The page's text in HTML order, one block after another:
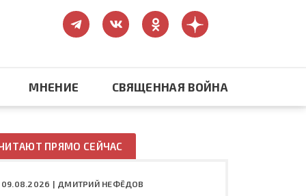
МНЕНИЕ СВЯЩЕННАЯ ВОЙНА
ПРЯМО СЕЙЧАС
09.08.2026 | ДМИТРИЙ НЕФЁДОВ